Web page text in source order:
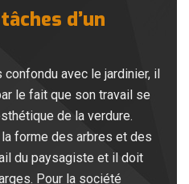
d’un
avec le jardinier, il
le fait que son travail se
de la verdure.
la forme des arbres et des
du paysagiste et il doit
Pour la société